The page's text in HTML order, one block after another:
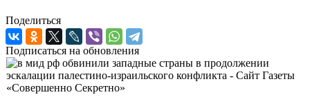
Поделиться
Подписаться на обновления